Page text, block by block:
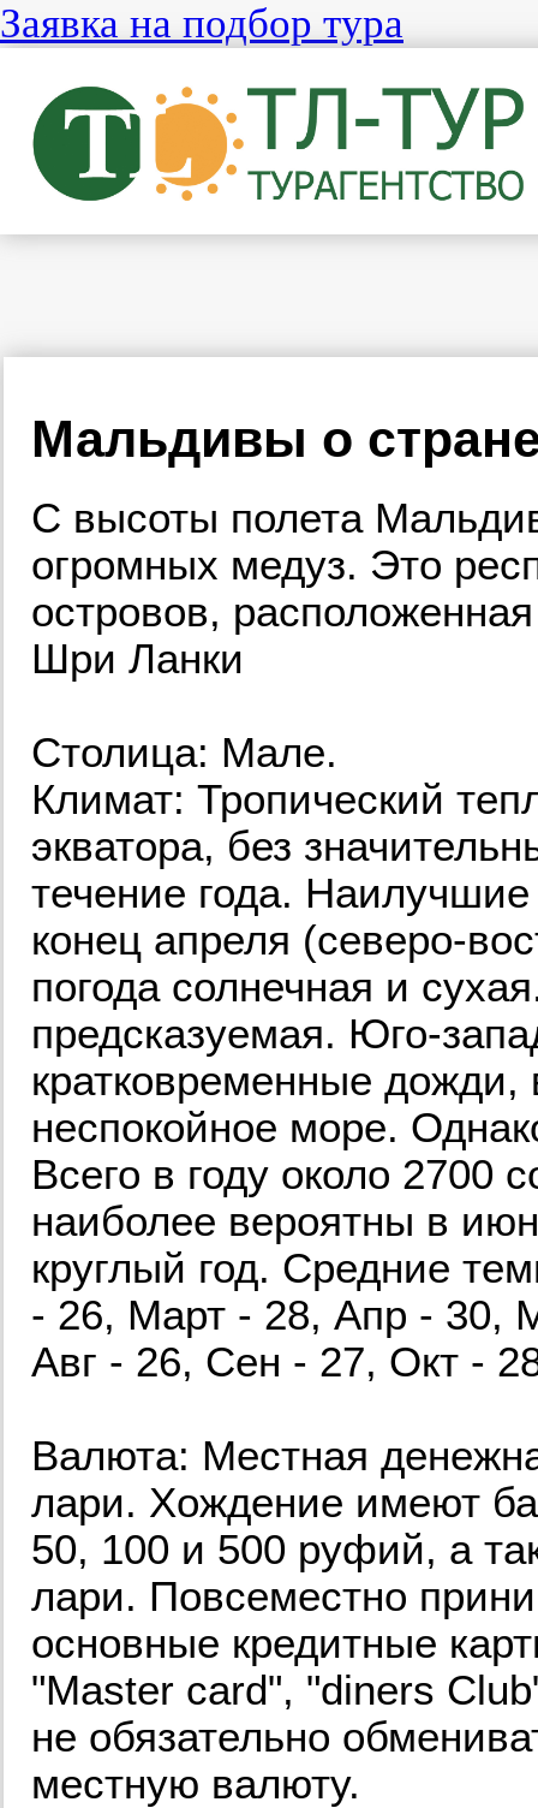
Заявка на подбор тура
Мальдивы о
С высоты полета
огромных медуз. Это
островов,
Шри Ланки
Столица: Мале.
Климат: Тропический
экватора, без
течение года.
конец апреля (северо-
погода солнечная и
предсказуемая. Юго-
кратковременные
неспокойное море.
Всего в году около
наиболее вероятны в
круглый год. Средние
- 26, Март - 28, Апр - 30,
Авг - 26, Сен - 27, Окт -
Валюта: Местная
лари. Хождение имеют
50, 100 и 500 руфий, а
лари. Повсеместно
основные кредитные
"Master card", "diners
не обязательно
местную валюту.